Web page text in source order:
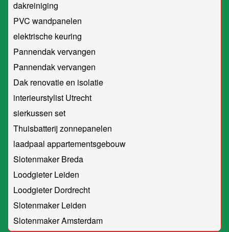
dakreiniging
PVC wandpanelen
elektrische keuring
Pannendak vervangen
Pannendak vervangen
Dak renovatie en isolatie
interieurstylist Utrecht
sierkussen set
Thuisbatterij zonnepanelen
laadpaal appartementsgebouw
Slotenmaker Breda
Loodgieter Leiden
Loodgieter Dordrecht
Slotenmaker Leiden
Slotenmaker Amsterdam